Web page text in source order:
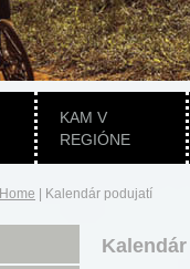
KAM V
REGIÓNE
Home Kalendár podujatí